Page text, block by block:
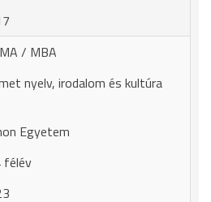
/ MBA
nyelv, irodalom és kultúra
Egyetem
félév